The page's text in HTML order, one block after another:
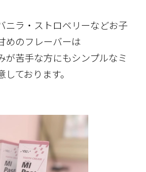
ニラ・ストロベリーなどお子
めのフレーバーは
が苦手な方にもシンプルなミ
ております。